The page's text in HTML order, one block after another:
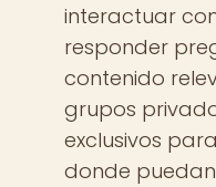
interactuar
responder
contenido
grupos
exclusivos
donde